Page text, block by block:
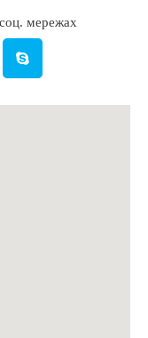
мережах